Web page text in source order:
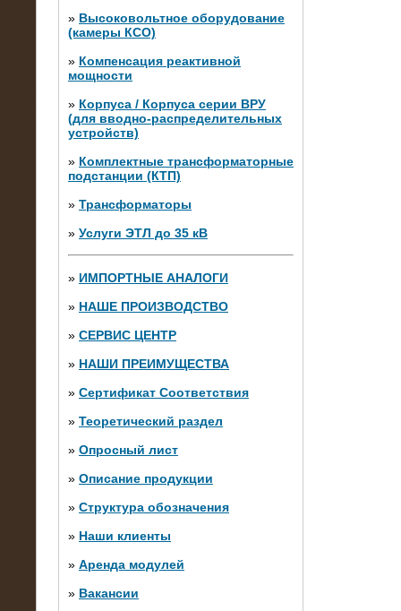
» Высоковольтное оборудование
(камеры КСО)
» Компенсация реактивной
мощности
» Корпуса / Корпуса серии ВРУ
(для вводно-распределительных
устройств)
» Комплектные трансформаторные
подстанции (КТП)
» Трансформаторы
» Услуги ЭТЛ до 35 кВ
» ИМПОРТНЫЕ АНАЛОГИ
» НАШЕ ПРОИЗВОДСТВО
» СЕРВИС ЦЕНТР
» НАШИ ПРЕИМУЩЕСТВА
» Сертификат Соответствия
» Теоретический раздел
» Опросный лист
» Описание продукции
» Структура обозначения
» Наши клиенты
» Аренда модулей
» Вакансии
28.02.2015
Нагрузочные модули 700 кВт (4
штуки)
10.10.2014
Нагрузочный комплекс 20 МВт в 2
яруса (напряжение 6-10 кВ)